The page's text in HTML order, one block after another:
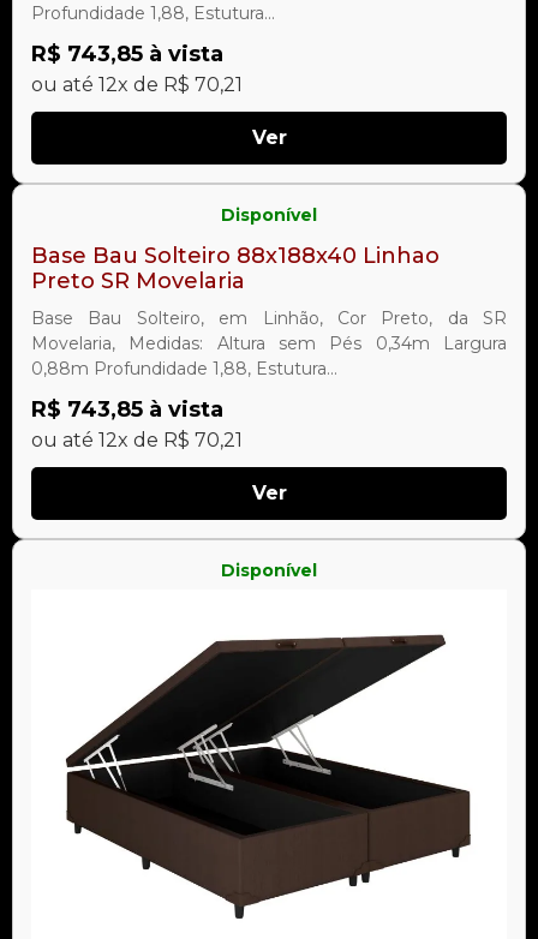
Profundidade 1,88, Estutura...
R$ 743,85 à vista
ou até 12x de R$ 70,21
Ver
Disponível
Base Bau Solteiro 88x188x40 Linhao
Preto SR Movelaria
Base Bau Solteiro, em Linhão, Cor Preto, da SR
Movelaria, Medidas: Altura sem Pés 0,34m Largura
0,88m Profundidade 1,88, Estutura...
R$ 743,85 à vista
ou até 12x de R$ 70,21
Ver
Disponível